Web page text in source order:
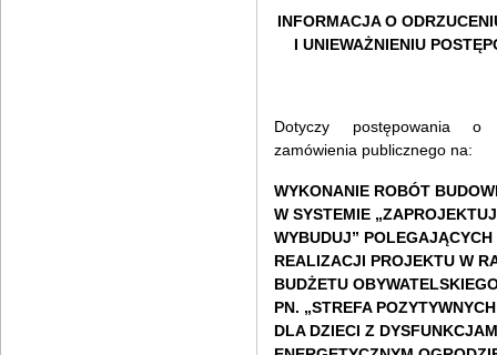
INFORMACJA O
I UNIEWAŻNIENIU
Dotyczy postępowania o
zamówienia publicznego na:
WYKONANIE ROBÓT
W SYSTEMIE
WYBUDUJ” POLEGAJĄCYCH
REALIZACJI PROJEKTU W
BUDŻETU
PN. „STREFA
DLA DZIECI Z